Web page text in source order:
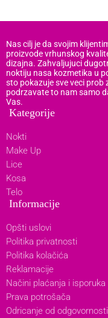
Nas cilj je da svojim
proizvode vrhunskog
dizajna. Zahvaljujuci
noktiju nasa kozmetika u
sto pokazuje sve veci
podrzavate to nam samo
Vas.
Kategorije
Nokti
Make Up
Lice
Kosa
Telo
Informacije
Opšti uslovi
Politika privatnosti
Politika kolačića
Reklamacije
Načini plaćanja i isporuka
Prava potrošača
Odricanje od odgovornosti